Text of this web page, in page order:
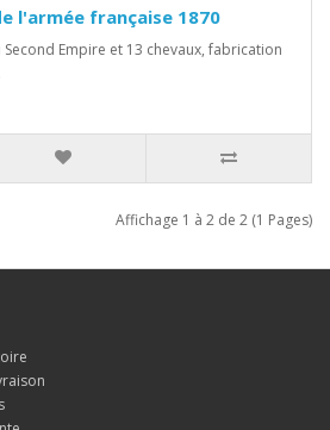
l'armée française 1870
Empire et 13 chevaux, fabrication
Affichage 1 à 2 de 2 (1 Pages)